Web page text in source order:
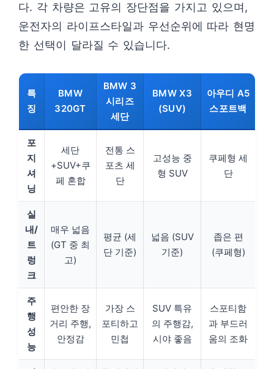
다. 각 차량은 고유의 장단점을 가지고 있으며,
운전자의 라이프스타일과 우선순위에 따라 현명
한 선택이 달라질 수 있습니다.
특
징
BMW
320GT
BMW 3
시리즈
세단
BMW X3
(SUV)
아우디 A5
스포트백
포
지
셔
닝
세단
+SUV+쿠
페 혼합
전통 스
포츠 세
단
고성능 중
형 SUV
쿠페형 세
단
실
내/
트
렁
크
매우 넓음
(GT 중 최
고)
평균 (세
단 기준)
넓음 (SUV
기준)
좁은 편
(쿠페형)
주
행
성
능
편안한 장
거리 주행,
안정감
가장 스
포티하고
민첩
SUV 특유
의 주행감,
시야 좋음
스포티함
과 부드러
움의 조화